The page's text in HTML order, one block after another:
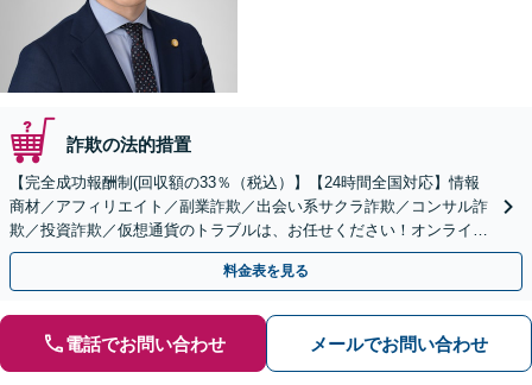
詐欺の法的措置
【完全成功報酬制(回収額の33％（税込）】【24時間全国対応】情報
商材／アフィリエイト／副業詐欺／出会い系サクラ詐欺／コンサル詐
欺／投資詐欺／仮想通貨のトラブルは、お任せください！オンライン
のみで解決も可能！
料金表を見る
電話でお問い合わせ メールでお問い合わせ